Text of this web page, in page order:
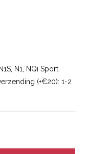
N1, NQi Sport.
(+€20): 1-2